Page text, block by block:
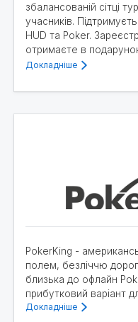
збалансованій сітці
учасників.
HUD та Poker.
отримаєте в
Докладніше
PokerKing -
полем, безліччю
близька до офлайн
прибутковий варіант
Докладніше